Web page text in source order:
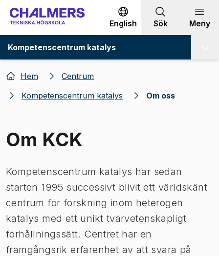
Gå till innehållet
English Sök Meny
Kompetenscentrum katalys
Hem
Centrum
Kompetenscentrum katalys
Om oss
Om KCK
Kompetenscentrum katalys har sedan
starten 1995 successivt blivit ett världskänt
centrum för forskning inom heterogen
katalys med ett unikt tvärvetenskapligt
förhållningssätt. Centret har en
framgångsrik erfarenhet av att svara på